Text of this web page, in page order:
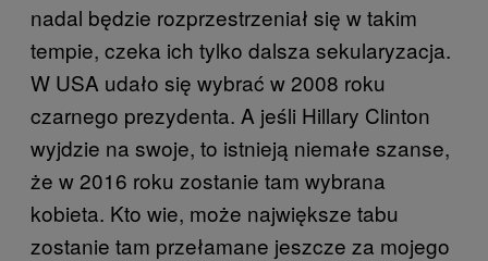
nadal będzie rozprzestrzeniał się w takim
tempie, czeka ich tylko dalsza sekularyzacja.
W USA udało się wybrać w 2008 roku
czarnego prezydenta. A jeśli Hillary Clinton
wyjdzie na swoje, to istnieją niemałe szanse,
że w 2016 roku zostanie tam wybrana
kobieta. Kto wie, może największe tabu
zostanie tam przełamane jeszcze za mojego